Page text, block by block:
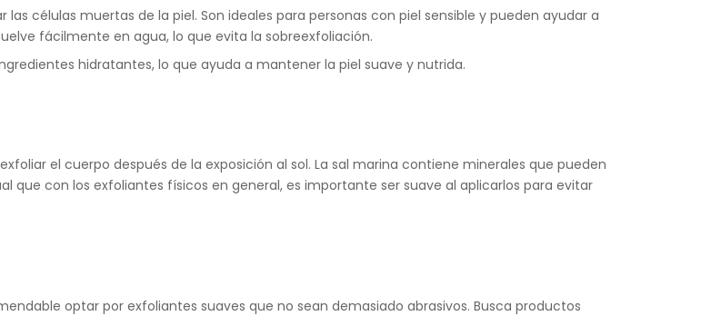
células muertas de la piel. Son ideales para personas con piel sensible y pueden ayudar a
fácilmente en agua, lo que evita la sobreexfoliación.
hidratantes, lo que ayuda a mantener la piel suave y nutrida.
el cuerpo después de la exposición al sol. La sal marina contiene minerales que pueden
que con los exfoliantes físicos en general, es importante ser suave al aplicarlos para evitar
optar por exfoliantes suaves que no sean demasiado abrasivos. Busca productos